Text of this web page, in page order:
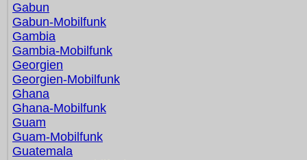
Gabun
Gabun-Mobilfunk
Gambia
Gambia-Mobilfunk
Georgien
Georgien-Mobilfunk
Ghana
Ghana-Mobilfunk
Guam
Guam-Mobilfunk
Guatemala